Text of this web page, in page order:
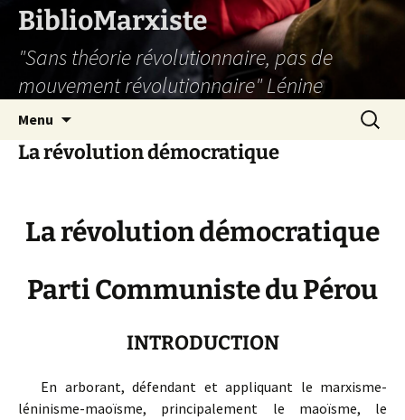
Aller
contenu
BiblioMarxiste
"Sans théorie révolutionnaire, pas de
mouvement révolutionnaire" Lénine
Menu
La révolution démocratique
La révolution démocratique
Parti Communiste du Pérou
INTRODUCTION
En arborant, défendant et appliquant le marxisme-
léninisme-maoïsme, principalement le maoïsme, le